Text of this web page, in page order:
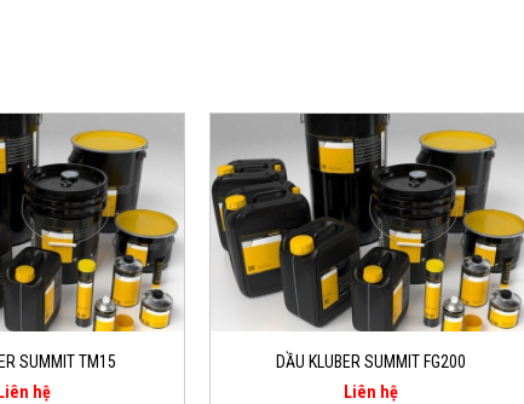
SUMMIT TM15
Liên hệ
DẦU KLUBER SUMMIT FG200
Liên hệ